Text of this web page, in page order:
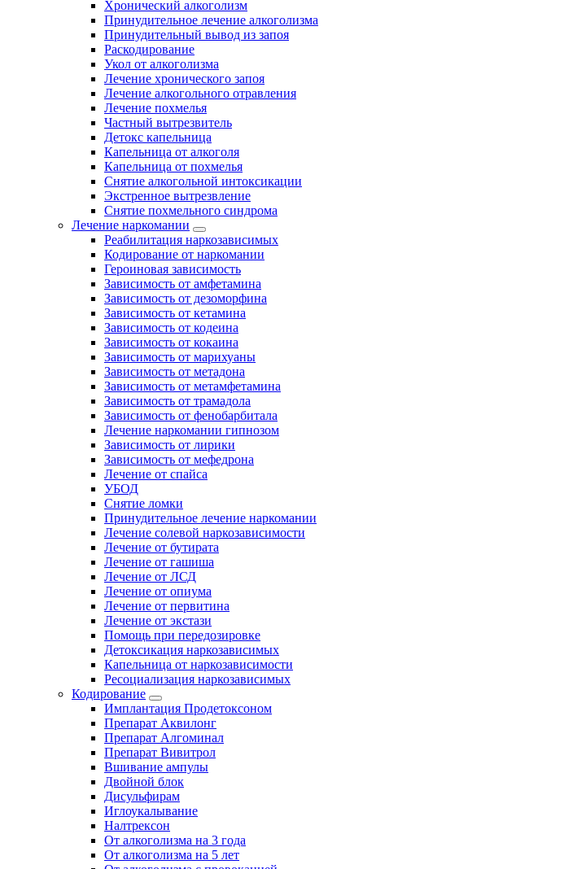
Хронический алкоголизм
Принудительное лечение алкоголизма
Принудительный вывод из запоя
Раскодирование
Укол от алкоголизма
Лечение хронического запоя
Лечение алкогольного отравления
Лечение похмелья
Частный вытрезвитель
Детокс капельница
Капельница от алкоголя
Капельница от похмелья
Снятие алкогольной интоксикации
Экстренное вытрезвление
Снятие похмельного синдрома
Лечение наркомании
Реабилитация наркозависимых
Кодирование от наркомании
Героиновая зависимость
Зависимость от амфетамина
Зависимость от дезоморфина
Зависимость от кетамина
Зависимость от кодеина
Зависимость от кокаина
Зависимость от марихуаны
Зависимость от метадона
Зависимость от метамфетамина
Зависимость от трамадола
Зависимость от фенобарбитала
Лечение наркомании гипнозом
Зависимость от лирики
Зависимость от мефедрона
Лечение от спайса
УБОД
Снятие ломки
Принудительное лечение наркомании
Лечение солевой наркозависимости
Лечение от бутирата
Лечение от гашиша
Лечение от ЛСД
Лечение от опиума
Лечение от первитина
Лечение от экстази
Помощь при передозировке
Детоксикация наркозависимых
Капельница от наркозависимости
Ресоциализация наркозависимых
Кодирование
Имплантация Продетоксоном
Препарат Аквилонг
Препарат Алгоминал
Препарат Вивитрол
Вшивание ампулы
Двойной блок
Дисульфирам
Иглоукалывание
Налтрексон
От алкоголизма на 3 года
От алкоголизма на 5 лет